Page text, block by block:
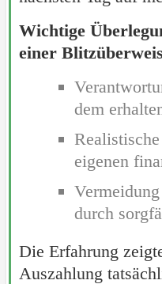
Wichtige
einer
dem
eigenen
durch
Die Erfahrung
Auszahlung